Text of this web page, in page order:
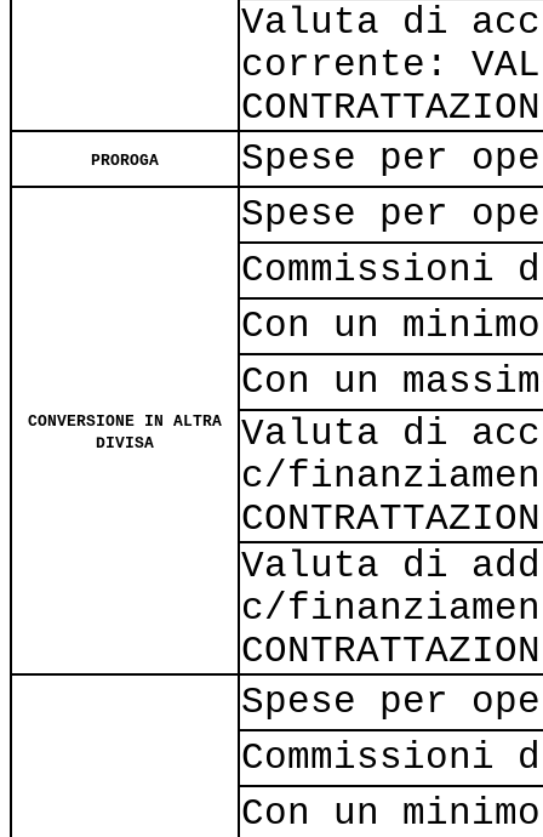
Valuta di
corrente:
PROROGA Spese per
CONVERSIONE IN ALTRA
DIVISA
Spese per
Con un
Con un
Valuta di
c/
Valuta di
c/
Spese per
Con un